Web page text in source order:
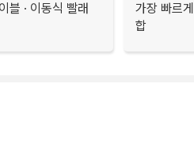
블 · 이동식 빨래
가장 빠르
합